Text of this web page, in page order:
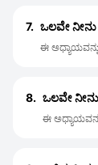
7. ಒಲವೇ
ಈ
8. ಒಲವೇ
ಈ